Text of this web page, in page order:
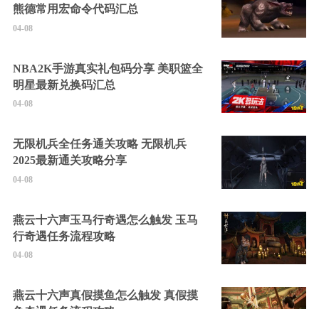
熊德常用宏命令代码汇总
04-08
NBA2K手游真实礼包码分享 美职篮全
明星最新兑换码汇总
04-08
无限机兵全任务通关攻略 无限机兵
2025最新通关攻略分享
04-08
燕云十六声玉马行奇遇怎么触发 玉马
行奇遇任务流程攻略
04-08
燕云十六声真假摸鱼怎么触发 真假摸